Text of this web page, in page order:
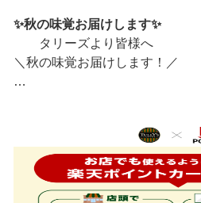
✨秋の味覚お届けします✨
タリーズより皆様へ
＼秋の味覚お届けします！／
実りの秋らしいほっこりフード
涼しい店内で一足早い秋の訪 ···